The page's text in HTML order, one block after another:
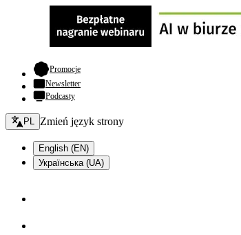
Promocje- otwiera się w nowej karcie
Newsletter
Podcasty
Zmień język - bieżący:
PL Zmień język strony
English (EN)
Українська (UA)